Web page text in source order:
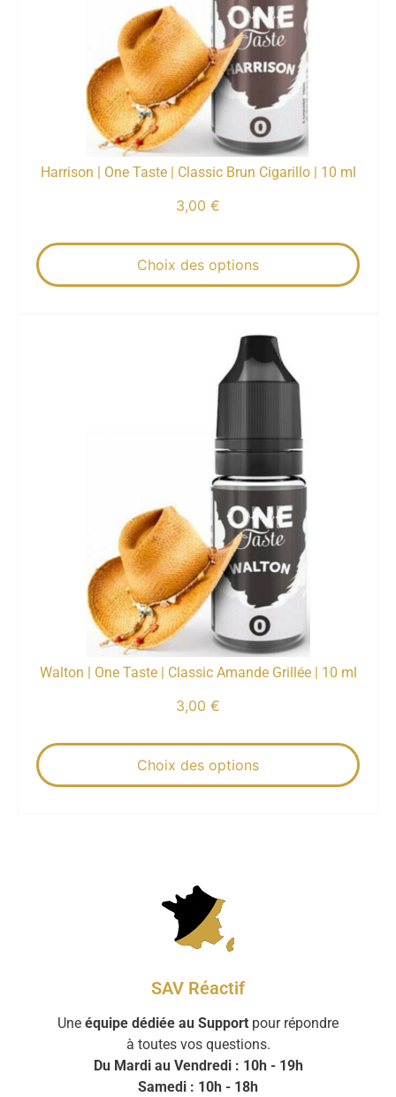
Harrison | One Taste | Classic Brun Cigarillo | 10 ml
3,00 €
Choix des options
Walton | One Taste | Classic Amande Grillée | 10 ml
3,00 €
Choix des options
SAV Réactif
Une équipe dédiée au Support pour répondre
à toutes vos questions.
Du Mardi au Vendredi : 10h - 19h
Samedi : 10h - 18h